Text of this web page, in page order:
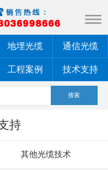
地埋光缆 通信光缆
工程案例 技术支持
持
其他光缆技术